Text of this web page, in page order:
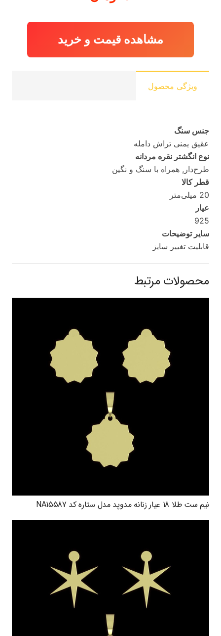
مشاهده قیمت و خرید
ویژگی محصول
جنس سنگ
عقیق یمنی تراش دامله
نوع انگشتر نقره مردانه
طرح‌دار, همراه با سنگ و نگین
قطر کالا
20 میلی‌متر
عیار
925
سایر توضیحات
قابلیت تغییر سایز
محصولات مرتبط
نیم ست طلا 18 عیار زنانه مدوپد مدل ستاره کد NA15587